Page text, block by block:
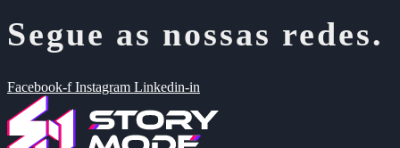
Segue as nossas redes.
Facebook-f Instagram Linkedin-in